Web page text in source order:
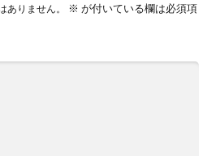
ありません。 ※ が付いている欄は必須項